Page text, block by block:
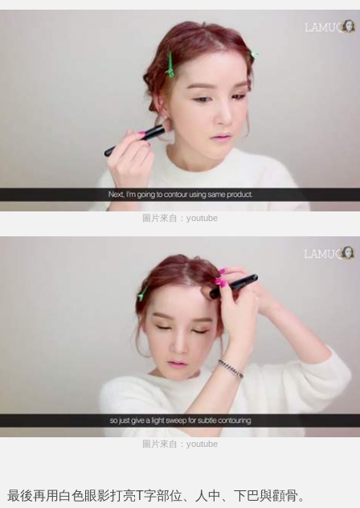
圖片來自：youtube
圖片來自：youtube
最後再用白色眼影打亮T字部位、人中、下巴與顴骨。